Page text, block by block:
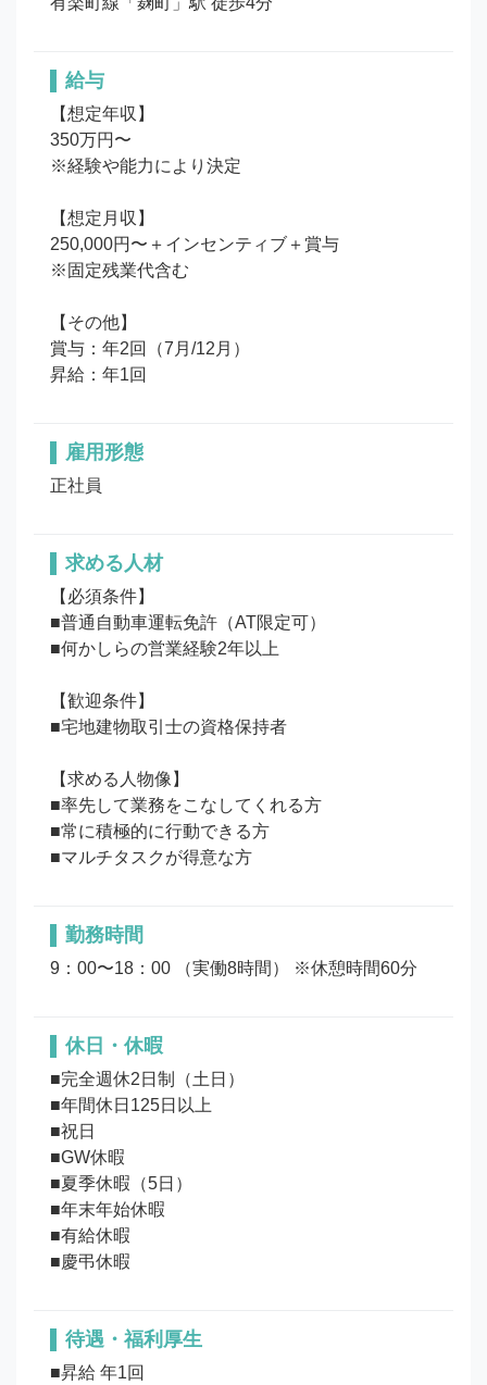
給与
【想定年収】
350万円〜
※経験や能力により決定
【想定月収】
250,000円〜＋インセンティブ＋賞与
※固定残業代含む
【その他】
賞与：年2回（7月/12月）
昇給：年1回
雇用形態
正社員
求める人材
【必須条件】
■普通自動車運転免許（AT限定可）
■何かしらの営業経験2年以上
【歓迎条件】
■宅地建物取引士の資格保持者
【求める人物像】
■率先して業務をこなしてくれる方
■常に積極的に行動できる方
勤務時間
9：00〜18：00 （実働8時間） ※休憩時間60分
休日・休暇
■完全週休2日制（土日）
■年間休日125日以上
■祝日
■GW休暇
■夏季休暇（5日）
■年末年始休暇
■有給休暇
待遇・福利厚生
■昇給 年1回